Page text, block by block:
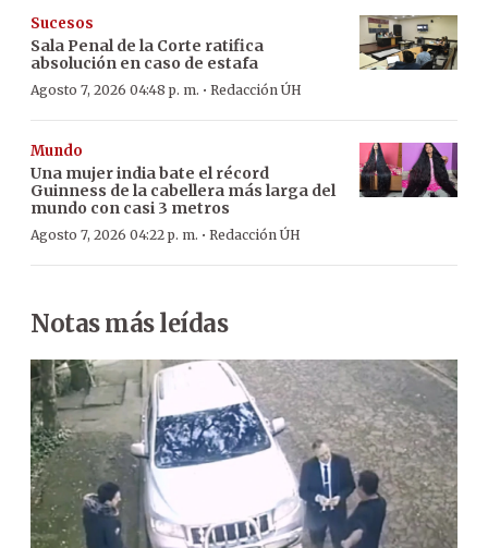
Sucesos
Sala Penal de la Corte ratifica
absolución en caso de estafa
Agosto 7, 2026 04:48 p. m. · Redacción ÚH
Mundo
Una mujer india bate el récord
Guinness de la cabellera más larga del
mundo con casi 3 metros
Agosto 7, 2026 04:22 p. m. · Redacción ÚH
Notas más leídas